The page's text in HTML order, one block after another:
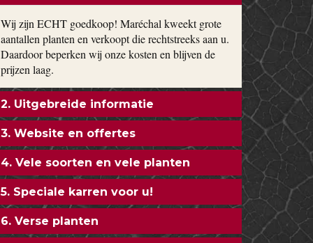
Wij zijn ECHT goedkoop! Maréchal kweekt grote
aantallen planten en verkoopt die rechtstreeks aan u.
Daardoor beperken wij onze kosten en blijven de
prijzen laag.
2. Uitgebreide informatie
3. Website en offertes
4. Vele soorten en vele planten
5. Speciale karren voor u!
6. Verse planten